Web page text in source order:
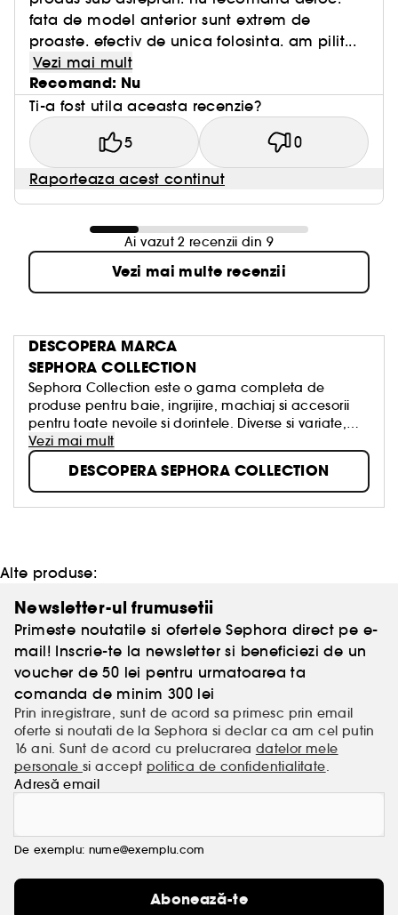
fata de model anterior sunt extrem de
proaste. efectiv de unica folosinta. am pilit...
Vezi mai mult
Recomand: Nu
Ti-a fost utila aceasta recenzie?
5 0
Raporteaza acest continut
Ai vazut 2 recenzii din 9
Vezi mai multe recenzii
DESCOPERA MARCA
SEPHORA COLLECTION
Sephora Collection este o gama completa de
produse pentru baie, ingrijire, machiaj si accesorii
pentru toate nevoile si dorintele. Diverse si variate,
creative si rafinate, concepute cu respect pentru
calitatea autentica, aceste produse au fost create
pentru a transforma frumusetea intr-o placere
accesibila tuturor, simpla, distractiva si intotdeauna
in tendinte!
Vezi mai mult
DESCOPERA SEPHORA COLLECTION
Alte produse:
Newsletter-ul frumusetii
Primeste noutatile si ofertele Sephora direct pe e-
mail! Inscrie-te la newsletter si beneficiezi de un
voucher de 50 lei pentru urmatoarea ta
comanda de minim 300 lei
Prin inregistrare, sunt de acord sa primesc prin email
oferte si noutati de la Sephora si declar ca am cel putin
16 ani. Sunt de acord cu prelucrarea datelor mele
personalesi accept politica de confidentialitate.
Adresă email
De exemplu: nume@exemplu.com
Abonează-te